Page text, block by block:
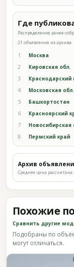
Где
Распределение ранее
21 объявление из архива
1 Москва
2 Кировская обл.
3 Краснодарский
4 Московская обл.
5 Башкортостан
6 Красноярский
7 Новосибирская
8 Пермский край
Архив
Средняя цена
Похожие
Сравнить другие
Подобраны по
могут отличаться.